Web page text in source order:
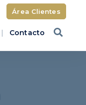
Área Clientes
Contacto